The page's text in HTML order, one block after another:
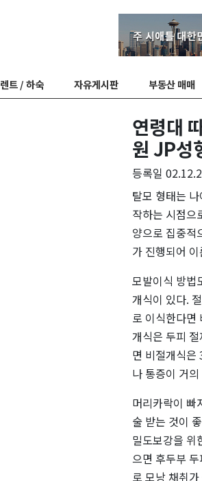
렌트 / 하숙 자유게시판 부동산 매매
연령대
원 JP성
등록일
탈모 형태는
작하는 시점으
양으로 집중적
가 진행되어
모발이식 방법
개식이 있다.
로 이식한다면
개식은 두피
면 비절개식은
나 통증이 거
머리카락이 빠
술 받는 것이
밀도보강을 위
으면 후두부
로 모낭 채취